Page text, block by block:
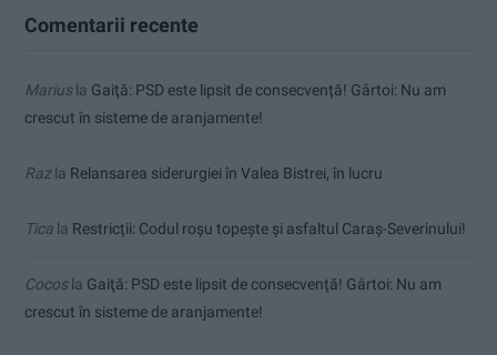
Comentarii recente
Mariusla Gaiţă: PSD este lipsit de consecvență! Gârtoi: Nu am
crescut în sisteme de aranjamente!
Razla Relansarea siderurgiei în Valea Bistrei, în lucru
Tica la Restricții: Codul roșu topește și asfaltul Caraș-Severinului!
Cocosla Gaiţă: PSD este lipsit de consecvență! Gârtoi: Nu am
crescut în sisteme de aranjamente!